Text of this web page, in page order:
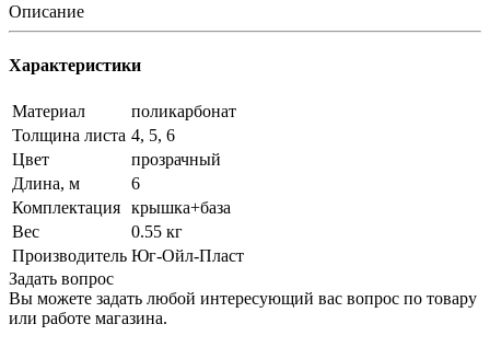
Описание
Характеристики
Материал
поликарбонат
Толщина листа 4, 5, 6
Цвет
прозрачный
Длина, м
6
Комплектация крышка+база
Вес
0.55 кг
Производитель Юг-Ойл-Пласт
Задать вопрос
Вы можете задать любой интересующий вас вопрос по товару
или работе магазина.